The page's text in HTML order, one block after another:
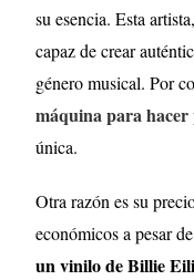
su esencia. Esta
capaz de crear
género musical. Por
máquina para hacer
única.
Otra razón es su
económicos a pesar
un vinilo de Billie